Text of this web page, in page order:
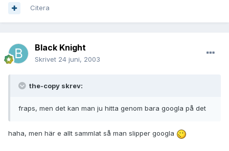
Citera
Black Knight
Skrivet 24 juni, 2003
the-copy skrev:
fraps, men det kan man ju hitta genom bara googla på det
haha, men här e allt sammlat så man slipper googla